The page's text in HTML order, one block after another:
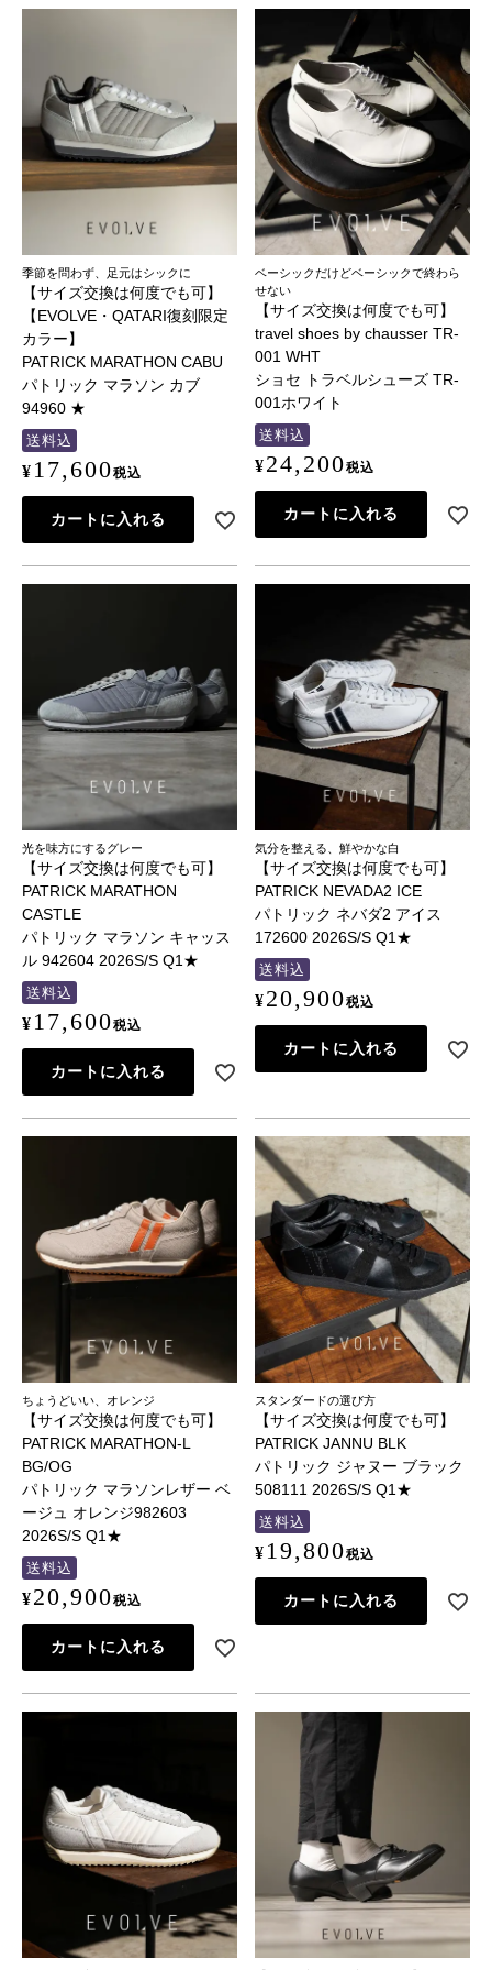
季節を問わず、足元はシックに
【サイズ交換は何度でも可】
【EVOLVE・QATARI復刻限定
カラー】
PATRICK MARATHON CABU
パトリック マラソン カブ
94960 ★
送料込
¥ 17,600税込
カートに入れる
ベーシックだけどベーシックで終わら
せない
【サイズ交換は何度でも可】
travel shoes by chausser TR-
001 WHT
ショセ トラベルシューズ TR-
001ホワイト
送料込
¥24,200税込
カートに入れる
光を味方にするグレー
【サイズ交換は何度でも可】
PATRICK MARATHON
CASTLE
パトリック マラソン キャッス
ル 942604 2026S/S Q1★
送料込
¥ 17,600税込
カートに入れる
気分を整える、鮮やかな白
【サイズ交換は何度でも可】
PATRICK NEVADA2 ICE
パトリック ネバダ2 アイス
172600 2026S/S Q1★
送料込
¥20,900税込
カートに入れる
ちょうどいい、オレンジ
【サイズ交換は何度でも可】
PATRICK MARATHON-L
BG/OG
パトリック マラソンレザー ベ
ージュ オレンジ982603
2026S/S Q1★
送料込
¥20,900税込
カートに入れる
スタンダードの選び方
【サイズ交換は何度でも可】
PATRICK JANNU BLK
パトリック ジャヌー ブラック
508111 2026S/S Q1★
送料込
¥ 19,800税込
カートに入れる